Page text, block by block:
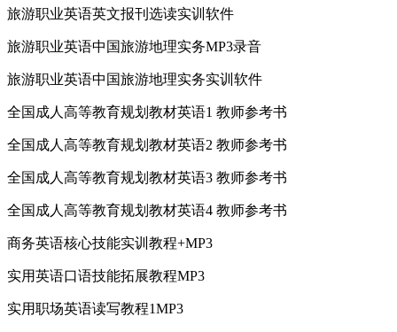
旅游职业英语英文报刊选读实训软件
旅游职业英语中国旅游地理实务MP3录音
旅游职业英语中国旅游地理实务实训软件
全国成人高等教育规划教材英语1 教师参考书
全国成人高等教育规划教材英语2 教师参考书
全国成人高等教育规划教材英语3 教师参考书
全国成人高等教育规划教材英语4 教师参考书
商务英语核心技能实训教程+MP3
实用英语口语技能拓展教程MP3
实用职场英语读写教程1MP3